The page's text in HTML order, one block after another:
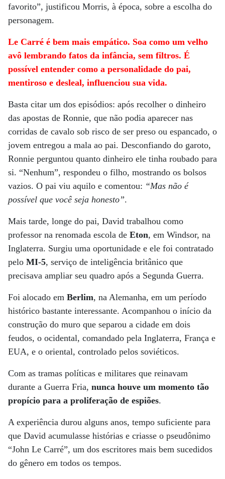
favorito”, justificou Morris, à época, sobre a escolha do
personagem.
Le Carré é bem mais empático. Soa como um velho
avô lembrando fatos da infância, sem filtros. É
possível entender como a personalidade do pai,
mentiroso e desleal, influenciou sua vida.
Basta citar um dos episódios: após recolher o dinheiro
das apostas de Ronnie, que não podia aparecer nas
corridas de cavalo sob risco de ser preso ou espancado, o
jovem entregou a mala ao pai. Desconfiando do garoto,
Ronnie perguntou quanto dinheiro ele tinha roubado para
si. “Nenhum”, respondeu o filho, mostrando os bolsos
vazios. O pai viu aquilo e comentou: “Mas não é
possível que você seja honesto”.
Mais tarde, longe do pai, David trabalhou como
professor na renomada escola de Eton, em Windsor, na
Inglaterra. Surgiu uma oportunidade e ele foi contratado
pelo MI-5, serviço de inteligência britânico que
precisava ampliar seu quadro após a Segunda Guerra.
Foi alocado em Berlim, na Alemanha, em um período
histórico bastante interessante. Acompanhou o início da
construção do muro que separou a cidade em dois
feudos, o ocidental, comandado pela Inglaterra, França e
EUA, e o oriental, controlado pelos soviéticos.
Com as tramas políticas e militares que reinavam
durante a Guerra Fria, nunca houve um momento tão
propício para a proliferação de espiões.
A experiência durou alguns anos, tempo suficiente para
que David acumulasse histórias e criasse o pseudônimo
“John Le Carré”, um dos escritores mais bem sucedidos
do gênero em todos os tempos.